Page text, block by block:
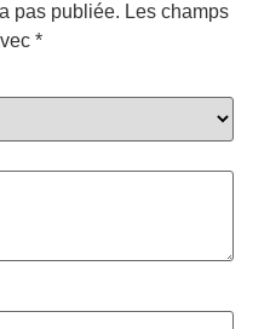
pas publiée. Les champs
*